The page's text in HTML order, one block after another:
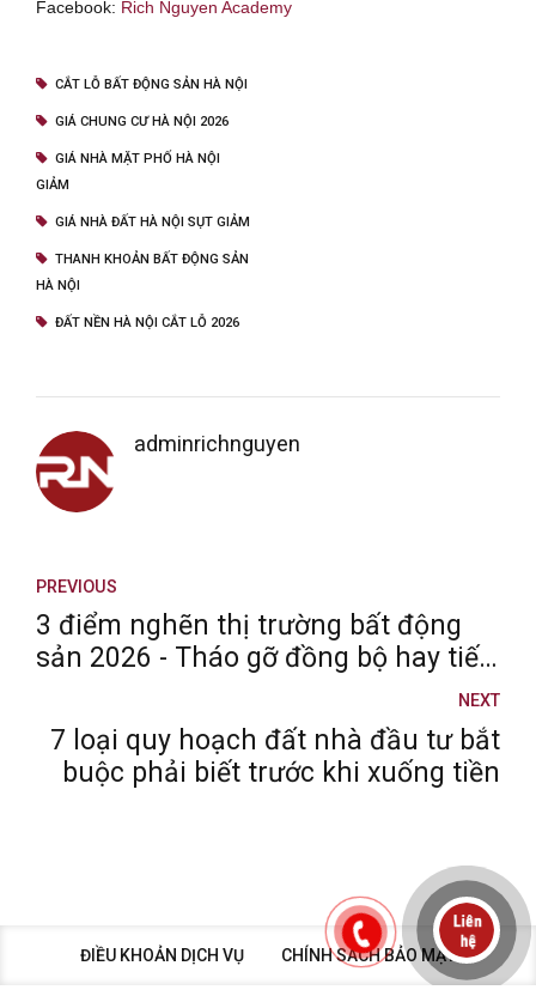
Facebook: Rich Nguyen Academy
CẮT LỖ BẤT ĐỘNG SẢN HÀ NỘI
GIÁ CHUNG CƯ HÀ NỘI 2026
GIÁ NHÀ MẶT PHỐ HÀ NỘI
GIẢM
GIÁ NHÀ ĐẤT HÀ NỘI SỤT GIẢM
THANH KHOẢN BẤT ĐỘNG SẢN
HÀ NỘI
ĐẤT NỀN HÀ NỘI CẮT LỖ 2026
adminrichnguyen
PREVIOUS
3 điểm nghẽn thị trường bất động
sản 2026 - Tháo gỡ đồng bộ hay tiếp
NEXT
7 loại quy hoạch đất nhà đầu tư bắt
buộc phải biết trước khi xuống tiền
ĐIỀU KHOẢN DỊCH VỤ CHÍNH SÁCH BẢO MẬT